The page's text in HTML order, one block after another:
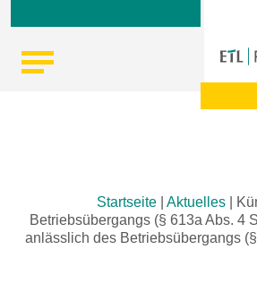
content
Startseite Aktuelles
Betriebsübergangs (§ 613a Abs. 4
anlässlich des Betriebsübergangs